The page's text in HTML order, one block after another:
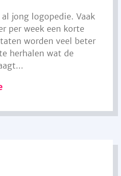
jong logopedie. Vaak
per week een korte
worden veel beter
herhalen wat de